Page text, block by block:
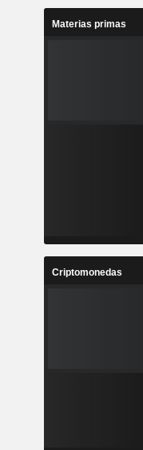
Materias primas
Criptomonedas